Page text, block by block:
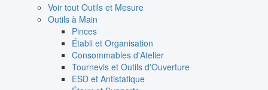
Voir tout Outils et Mesure
Outils à Main
Pinces
Établi et Organisation
Consommables d'Atelier
Tournevis et Outils d'Ouverture
ESD et Antistatique